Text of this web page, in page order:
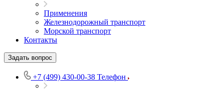
Применения
Железнодорожный транспорт
Морской транспорт
Контакты
Задать вопрос
+7 (499) 430-00-38 Телефон